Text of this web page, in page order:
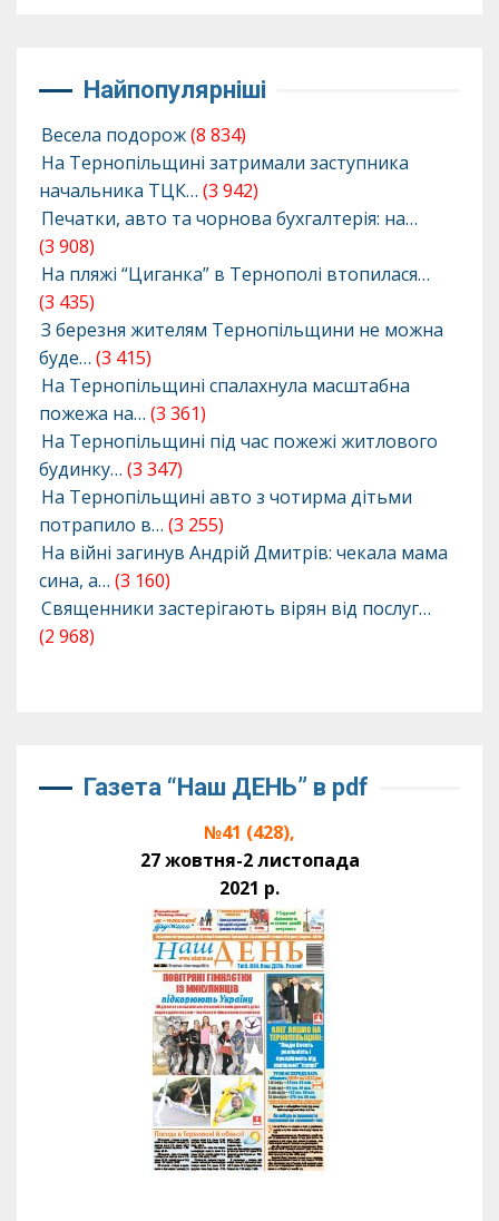
Найпопулярніші
Весела подорож(8 834)
На Тернопільщині затримали заступника
начальника ТЦК… (3 942)
Печатки, авто та чорнова бухгалтерія: на…
(3 908)
На пляжі “Циганка” в Тернополі втопилася…
(3 435)
З березня жителям Тернопільщини не можна
буде… (3 415)
На Тернопільщині спалахнула масштабна
пожежа на… (3 361)
На Тернопільщині під час пожежі житлового
будинку… (3 347)
На Тернопільщині авто з чотирма дітьми
потрапило в… (3 255)
На війні загинув Андрій Дмитрів: чекала мама
сина, а… (3 160)
Священники застерігають вірян від послуг…
(2 968)
Газета “Наш ДЕНЬ” в pdf
№41 (428),
27 жовтня-2 листопада
2021 р.